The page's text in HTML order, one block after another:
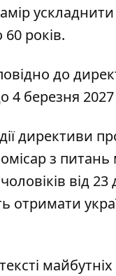
60 років.
до
4 березня
директиви
з питань
від 23
отримати
майбутніх